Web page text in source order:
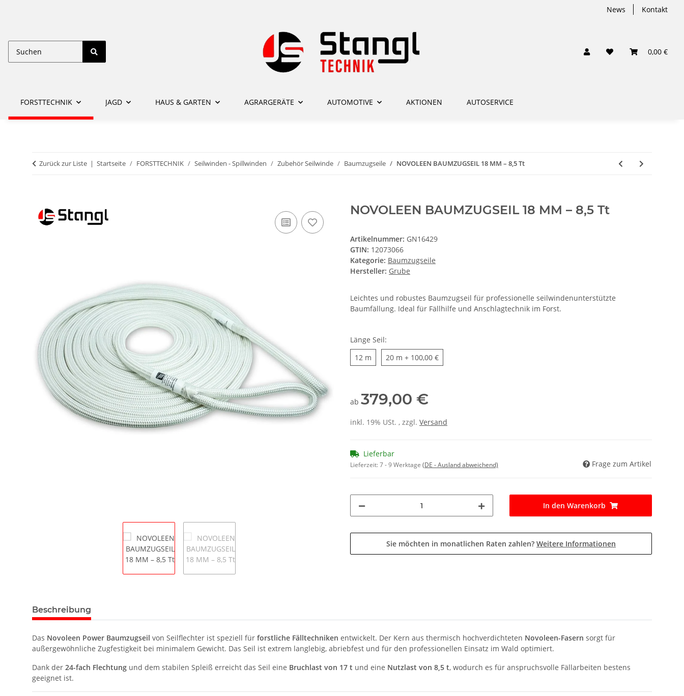
News Kontakt
0,00 €
FORSTTECHNIK JAGD HAUS & GARTEN AGRARGERÄTE AUTOMOTIVE AKTIONEN AUTOSERVICE
Zurück zur Liste Startseite FORSTTECHNIK Seilwinden - Spillwinden Zubehör Seilwinde Baumzugseile NOVOLEEN BAUMZUGSEIL 18 MM – 8,5 Tt
NOVOLEEN BAUMZUGSEIL 18 MM – 8,5 Tt
Artikelnummer: GN16429
GTIN: 12073066
Kategorie: Baumzugseile
Hersteller: Grube
Leichtes und robustes Baumzugseil für professionelle seilwindenunterstützte
Baumfällung. Ideal für Fällhilfe und Anschlagtechnik im Forst.
Länge Seil:
12 m 12 m20 m 20 m
+ 100,00 €
ab 379,00 €
inkl. 19% USt. , zzgl. Versand
Lieferbar
Lieferzeit:7 - 9 Werktage (DE - Ausland abweichend) Frage zum Artikel
In den Warenkorb
Sie möchten in monatlichen Raten zahlen? Weitere Informationen
Beschreibung
Das Novoleen Power Baumzugseil von Seilflechter ist speziell für forstliche Fälltechniken entwickelt. Der Kern aus thermisch hochverdichteten Novoleen-Fasern sorgt für
außergewöhnliche Zugfestigkeit bei minimalem Gewicht. Das Seil ist extrem langlebig, abriebfest und für den professionellen Einsatz im Wald optimiert.
Dank der 24-fach Flechtung und dem stabilen Spleiß erreicht das Seil eine Bruchlast von 17 t und eine Nutzlast von 8,5 t, wodurch es für anspruchsvolle Fällarbeiten bestens
geeignet ist.